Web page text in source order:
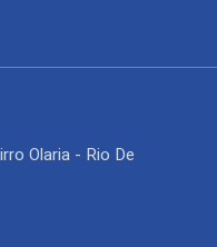
Olaria - Rio De